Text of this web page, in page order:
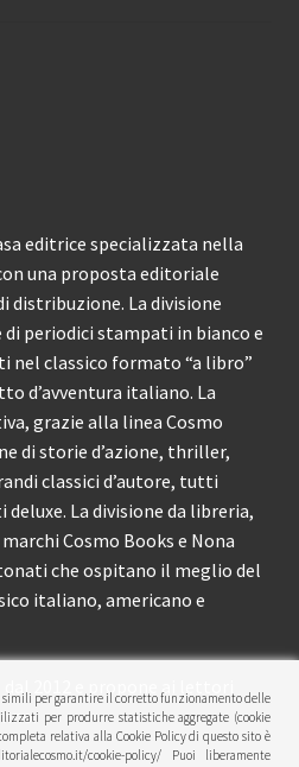
editrice specializzata nella
una proposta editoriale
distribuzione. La divisione
periodici stampati in bianco e
nel classico formato “a libro”
d’avventura italiano. La
grazie alla linea Cosmo
di storie d’azione, thriller,
classici d’autore, tutti
La divisione da libreria,
Cosmo Books e Nona
che ospitano il meglio del
italiano, americano e
per garantire il corretto funzionamento delle
per produrre statistiche aggregate (cookie
relativa alla Cookie Policy di questo sito è
cookie-policy/ Puoi liberamente